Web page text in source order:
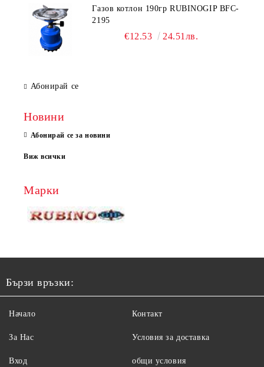
Газов котлон 190гр RUBINOGIP BFC-
2195
€12.53 24.51лв.
Абонирай се
Новини
Абонирай се за новини
Виж всички
Марки
Бързи връзки:
Начало
За Нас
Вход
Контакт
Условия за доставка
общи условия